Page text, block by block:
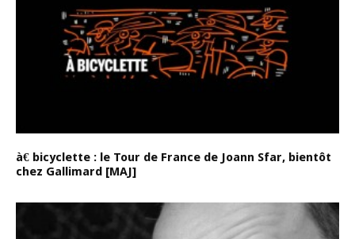
à€ bicyclette : le Tour de France de Joann Sfar, bientôt
chez Gallimard [MAJ]